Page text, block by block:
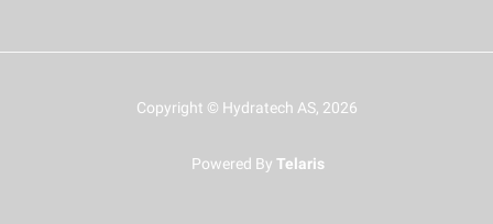
Copyright © Hydratech AS, 2026
Powered By Telaris